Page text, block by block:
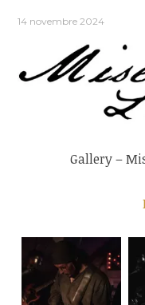
14 novembre 2024
Gallery –